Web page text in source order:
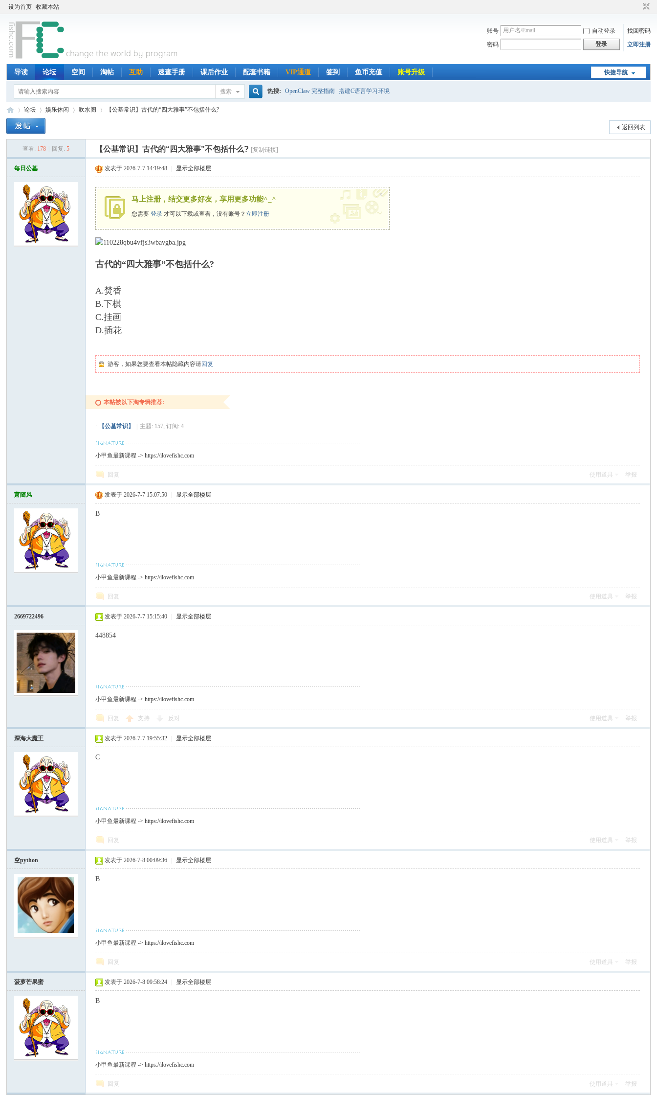
设为首页 收藏本站
账号 自动登录
找回密码
密码
登录 立即注册
快捷导航
导读 论坛 空间 淘帖 互助 速查手册 课后作业 配套书籍 VIP通道 签到 鱼币充值 账号升级
搜索
索
热搜: OpenClaw 完整指南 搭建C语言学习环境
论坛
›
娱乐休闲
›
吹水阁 【公基常识】古代的“四大雅事”不包括什么?
返回列表
查看: 178 回复: 5 【公基常识】古代的“四大雅事”不包括什么? [复制链接]
每日公基 发表于 2026-7-7 14:19:48 显示全部楼层
马上注册，结交更多好友，享用更多功能^_^
您需要登录 才可以下载或查看，没有账号？立即注册
x
古代的“四大雅事”不包括什么?
A.焚香
B.下棋
C.挂画
D.插花
游客，如果您要查看本帖隐藏内容请回复
本帖被以下淘专辑推荐:
· 【公基常识】 主题: 157, 订阅: 4
小甲鱼最新课程 ->https://ilovefishc.com
回复 使用道具 举报
萧随风 发表于 2026-7-7 15:07:50 显示全部楼层
B
小甲鱼最新课程 ->https://ilovefishc.com
回复 使用道具 举报
2669722496 发表于 2026-7-7 15:15:40 显示全部楼层
448854
小甲鱼最新课程 ->https://ilovefishc.com
回复 支持 反对 使用道具 举报
深海大魔王 发表于 2026-7-7 19:55:32 显示全部楼层
C
小甲鱼最新课程 ->https://ilovefishc.com
回复 使用道具 举报
空python 发表于 2026-7-8 00:09:36 显示全部楼层
B
小甲鱼最新课程 ->https://ilovefishc.com
回复 使用道具 举报
菠萝芒果蜜 发表于 2026-7-8 09:58:24 显示全部楼层
B
小甲鱼最新课程 ->https://ilovefishc.com
回复 使用道具 举报